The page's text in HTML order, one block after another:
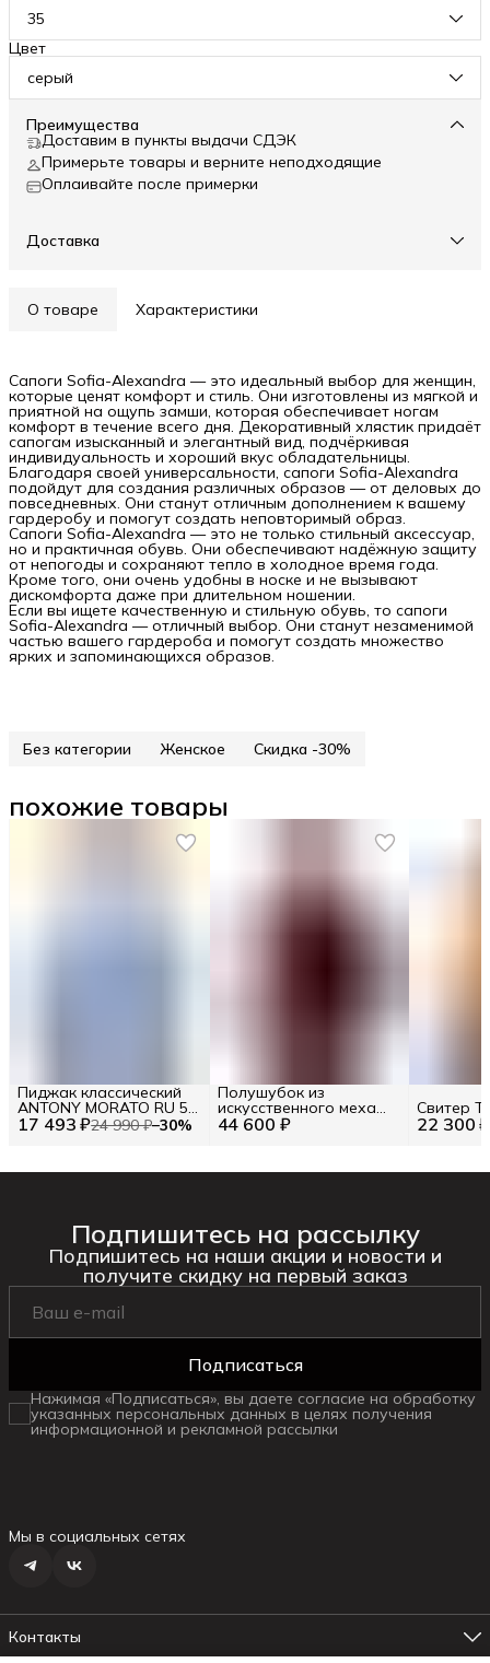
35
Цвет
серый
Преимущества
Доставим в пункты выдачи СДЭК
Примерьте товары и верните неподходящие
Оплаивайте после примерки
Доставка
О товаре Характеристики
Сапоги Sofia-Alexandra — это идеальный выбор для женщин,
которые ценят комфорт и стиль. Они изготовлены из мягкой и
приятной на ощупь замши, которая обеспечивает ногам
комфорт в течение всего дня. Декоративный хлястик придаёт
сапогам изысканный и элегантный вид, подчёркивая
индивидуальность и хороший вкус обладательницы.
Благодаря своей универсальности, сапоги Sofia-Alexandra
подойдут для создания различных образов — от деловых до
повседневных. Они станут отличным дополнением к вашему
гардеробу и помогут создать неповторимый образ.
Сапоги Sofia-Alexandra — это не только стильный аксессуар,
но и практичная обувь. Они обеспечивают надёжную защиту
от непогоды и сохраняют тепло в холодное время года.
Кроме того, они очень удобны в носке и не вызывают
дискомфорта даже при длительном ношении.
Если вы ищете качественную и стильную обувь, то сапоги
Sofia-Alexandra — отличный выбор. Они станут незаменимой
частью вашего гардероба и помогут создать множество
ярких и запоминающихся образов.
Без категории Женское Скидка -30%
похожие товары
17 493 ₽24 990 ₽−30%
Пиджак классический
ANTONY MORATO RU 52
/ EU 50 / L 44 600 ₽
Полушубок из
искусственного меха
Twinset 22 300 ₽
Свитер
Подпишитесь на рассылку
Подпишитесь на наши акции и новости и
получите скидку на первый заказ
Подписаться
Нажимая «Подписаться», вы даете согласие на обработку
указанных персональных данных в целях получения
информационной и рекламной рассылки
Мы в социальных сетях
Контакты